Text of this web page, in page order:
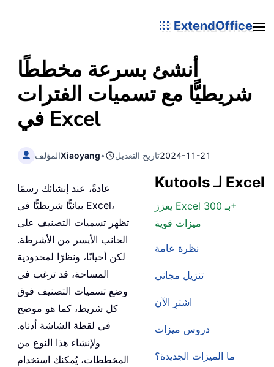
ExtendOffice
أنشئ بسرعة مخططًا
شريطيًّا مع تسميات الفترات
في Excel
المؤلفXiaoyang• تاريخ التعديل2024-11-21
Kutools لـ Excel
يعزز Excel بـ 300+
ميزات قوية
نظرة عامة
تنزيل مجاني
اشترِ الآن
دروس ميزات
ما الميزات الجديدة؟
عادةً، عند إنشائك رسمًا
بيانيًّا شريطيًّا في Excel،
تظهر تسميات التصنيف على
الجانب الأيسر من الأشرطة.
لكن أحيانًا، ونظرًا لمحدودية
المساحة، قد ترغب في
وضع تسميات التصنيف فوق
كل شريط، كما هو موضح
في لقطة الشاشة أدناه.
ولإنشاء هذا النوع من
المخططات، يُمكنك استخدام